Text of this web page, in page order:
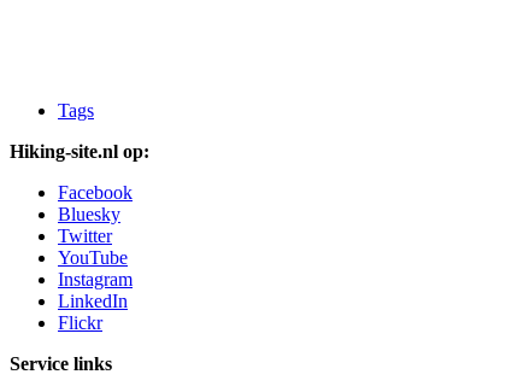
Tags
Hiking-site.nl op:
Facebook
Bluesky
Twitter
YouTube
Instagram
LinkedIn
Flickr
Service links